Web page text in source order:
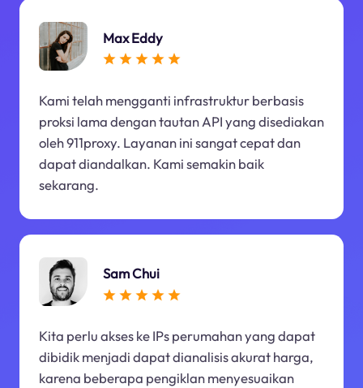
Max Eddy
Kami telah mengganti infrastruktur berbasis
proksi lama dengan tautan API yang disediakan
oleh 911proxy. Layanan ini sangat cepat dan
dapat diandalkan. Kami semakin baik
sekarang.
Sam Chui
Kita perlu akses ke IPs perumahan yang dapat
dibidik menjadi dapat dianalisis akurat harga,
karena beberapa pengiklan menyesuaikan